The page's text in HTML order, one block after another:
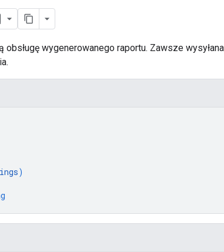
obsługę wygenerowanego raportu. Zawsze
)